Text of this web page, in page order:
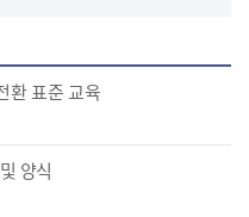
환 표준 교육
양식